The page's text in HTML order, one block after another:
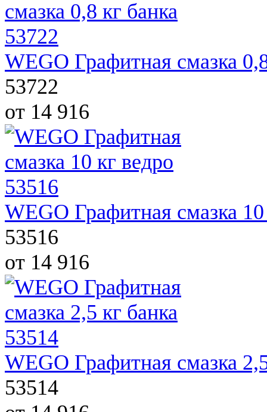
WEGO Графитная смазка
53722
от 14 916
WEGO Графитная смазка
53516
от 14 916
WEGO Графитная смазка
53514